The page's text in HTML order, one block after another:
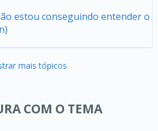
estou conseguindo entender o
mais tópicos
COM O TEMA